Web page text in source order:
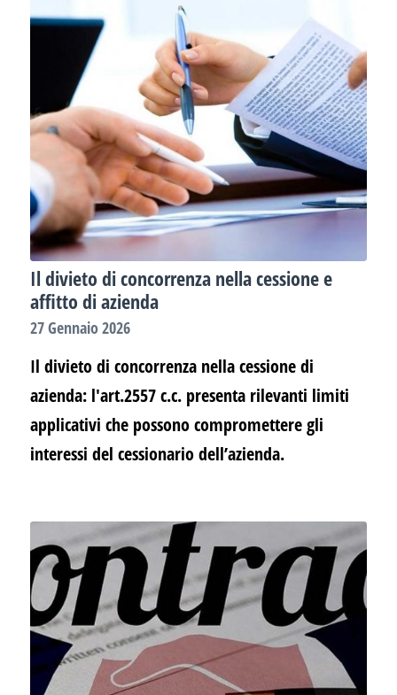
Il divieto di concorrenza nella cessione e
affitto di azienda
27 Gennaio 2026
Il divieto di concorrenza nella cessione di
azienda: l'art.2557 c.c. presenta rilevanti limiti
applicativi che possono compromettere gli
interessi del cessionario dell’azienda.